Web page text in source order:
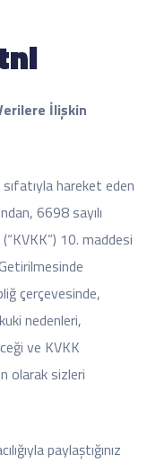
İlişkin
hareket eden
6698 sayılı
10. maddesi
çerçevesinde,
nedenleri,
ve KVKK
olarak sizleri
paylaştığınız